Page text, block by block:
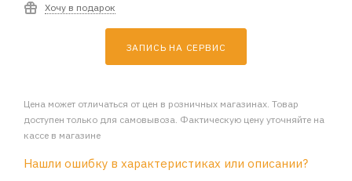
Хочу в подарок
ЗАПИСЬ НА СЕРВИС
Цена может отличаться от цен в розничных магазинах. Товар
доступен только для самовывоза. Фактическую цену уточняйте на
кассе в магазине
Нашли ошибку в характеристиках или описании?